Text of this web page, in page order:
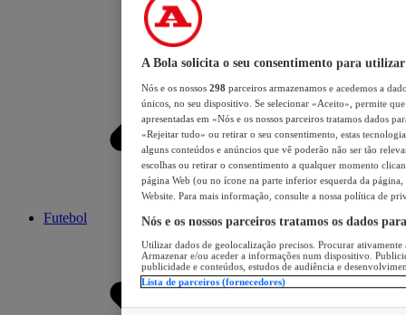
Futebol
A Bola solicita o seu consentimento para utilizar
Nós e os nossos 298 parceiros armazenamos e acedemos a
únicos, no seu dispositivo. Se selecionar «Aceito», permite
apresentadas em «Nós e os nossos parceiros tratamos dados
«Rejeitar tudo» ou retirar o seu consentimento, estas
alguns conteúdos e anúncios que vê poderão não ser tão
escolhas ou retirar o consentimento a qualquer momento
página Web (ou no ícone na parte inferior esquerda da página,
Website. Para mais informação, consulte a nossa política de
Nós e os nossos parceiros tratamos os dados
Utilizar dados de geolocalização precisos. Procurar
Armazenar e/ou aceder a informações num dispositivo.
publicidade e conteúdos, estudos de audiência e
Lista de parceiros (fornecedores)